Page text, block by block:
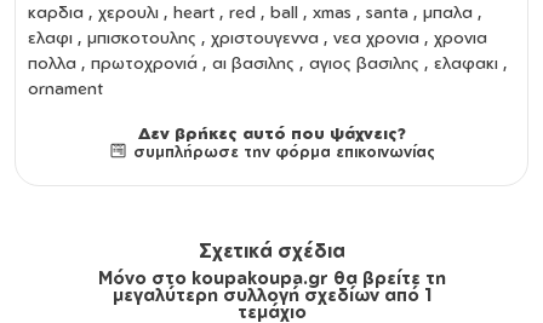
καρδια , χερουλι , heart , red , ball , xmas , santa , μπαλα ,
ελαφι , μπισκοτουλης , χριστουγεννα , νεα χρονια , χρονια
πολλα , πρωτοχρονιά , αι βασιλης , αγιος βασιλης , ελαφακι ,
ornament
Δεν βρήκες αυτό που ψάχνεις?
συμπλήρωσε την φόρμα επικοινωνίας
Σχετικά σχέδια
Μόνο στο koupakoupa.gr θα βρείτε τη
μεγαλύτερη συλλογή σχεδίων από 1
τεμάχιο